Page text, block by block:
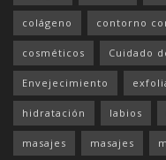
colágeno contorno
cosméticos Cuidado
Envejecimiento
hidratación labios
masajes masajes